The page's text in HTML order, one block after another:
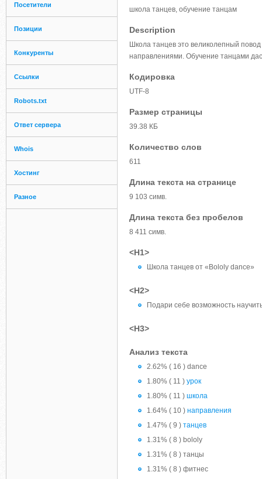
Посетители
Позиции
Конкуренты
Ссылки
Robots.txt
Ответ сервера
Whois
Хостинг
Разное
школа танцев, обучение танцам
Description
Школа танцев это великолепный
направлениями. Обучение танцами
Кодировка
UTF-8
Размер страницы
39.38 КБ
Количество слов
611
Длина текста на странице
9 103 симв.
Длина текста без пробелов
8 411 симв.
<H1>
Школа танцев от «Bololy dance»
<H2>
Подари себе возможность
<H3>
Анализ текста
2.62% ( 16 ) dance
1.80% ( 11 ) урок
1.80% ( 11 ) школа
1.64% ( 10 ) направления
1.47% ( 9 ) танцев
1.31% ( 8 ) bololy
1.31% ( 8 ) танцы
1.31% ( 8 ) фитнес